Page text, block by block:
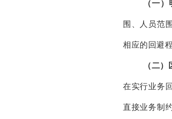
（一
围、人员范
相应的回避
（二
在实行业务
直接业务制